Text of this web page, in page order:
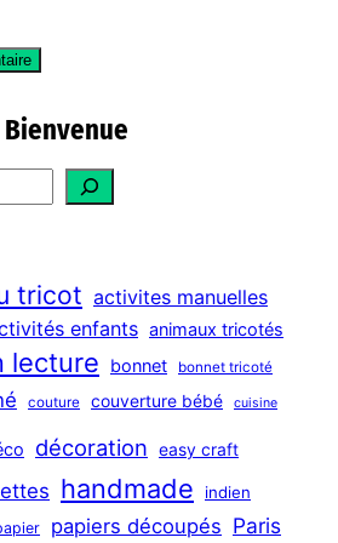
Bienvenue
tricot activites manuelles
enfants animaux tricotés
lecture bonnet bonnet tricoté
couture couverture bébé cuisine
décoration easy craft
handmade indien
papiers découpés Paris